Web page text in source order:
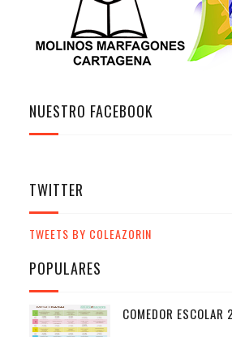
NUESTRO FACEBOOK
TWITTER
TWEETS BY COLEAZORIN
POPULARES
COMEDOR